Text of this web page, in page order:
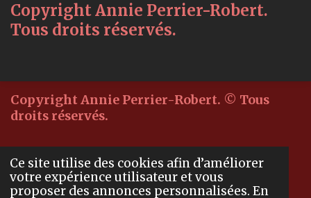
Ce site utilise des cookies afin d’améliorer
votre expérience utilisateur et vous
proposer des annonces personnalisées. En
Copyright Annie Perrier-Robert.
Tous droits réservés.
Copyright Annie Perrier-Robert. © Tous
droits réservés.
© 2020 - 2022 Souvenirs